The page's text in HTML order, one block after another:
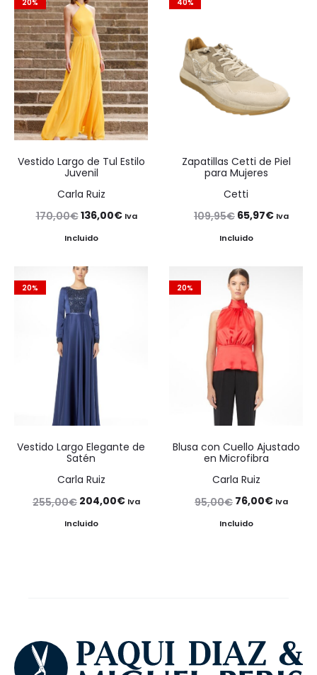
20%
Vestido Largo de Tul Estilo
Juvenil
Carla Ruiz
170,00€El
precio
era:
170,00€.
136,00€ElIva
Incluido
40%
Zapatillas Cetti de Piel
para Mujeres
Cetti
109,95€ El
precio
era:
109,95€.
65,97€ElIva
Incluido
20%
Vestido Largo Elegante de
Satén
Carla Ruiz
255,00€ El
precio
204,00€ElIva
Incluido
20%
Blusa con Cuello Ajustado
en Microfibra
Carla Ruiz
95,00€ El
precio
76,00€ElIva
Incluido